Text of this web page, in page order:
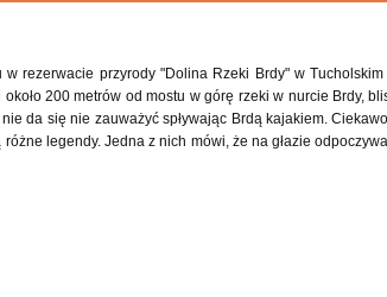
rezerwacie przyrody "Dolina Rzeki Brdy" w
około 200 metrów od mostu w górę rzeki w nurcie Brdy,
da się nie zauważyć spływając Brdą kajakiem.
legendy. Jedna z nich mówi, że na głazie